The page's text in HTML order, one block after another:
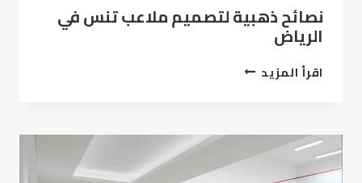
نصائح ذهبية لتصميم ملاعب تنس في
الرياض
اقرأ المزيدنصائح
في